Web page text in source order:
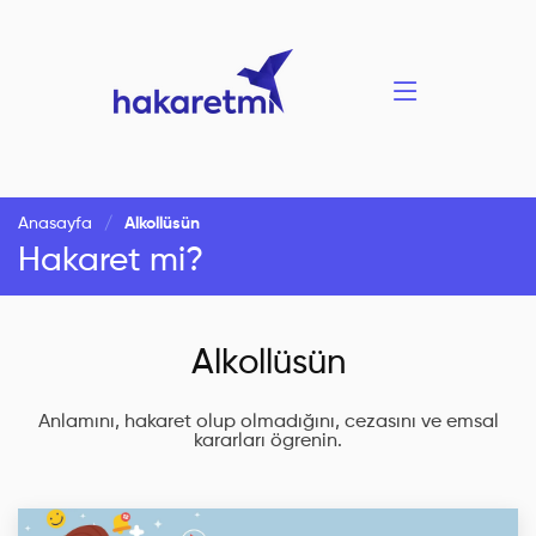
Anasayfa Alkollüsün
Hakaret mi?
Alkollüsün
Anlamını, hakaret olup olmadığını, cezasını ve emsal
kararları ögrenin.